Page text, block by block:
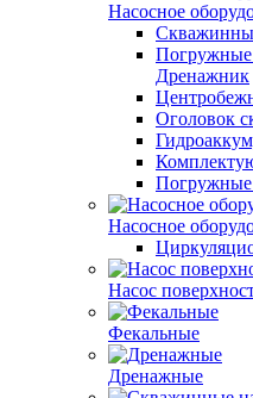
Насосное
Погружные
Дренажник
Оголовок
Погружные
Насосное
Насос
Фекальные
Дренажные